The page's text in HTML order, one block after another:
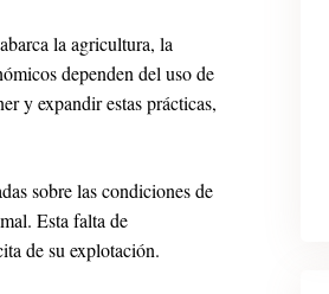
la agricultura, la
dependen del uso de
y expandir estas prácticas,
sobre las condiciones de
Esta falta de
de su explotación.